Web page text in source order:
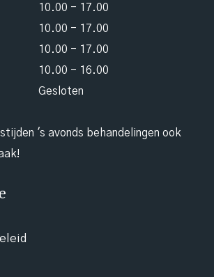
10.00 - 17.00
10.00 - 17.00
10.00 - 17.00
10.00 - 16.00
Gesloten
's avonds behandelingen ook